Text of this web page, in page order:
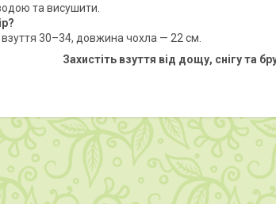
та висушити.
взуття 30–34, довжина чохла — 22 см.
Захистіть взуття від дощу, снігу та